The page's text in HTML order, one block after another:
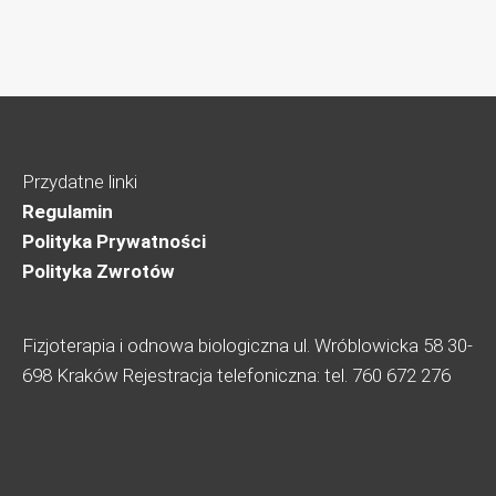
Przydatne linki
Regulamin
Polityka Prywatności
Polityka Zwrotów
Fizjoterapia i odnowa biologiczna ul. Wróblowicka 58 30-
698 Kraków Rejestracja telefoniczna: tel. 760 672 276